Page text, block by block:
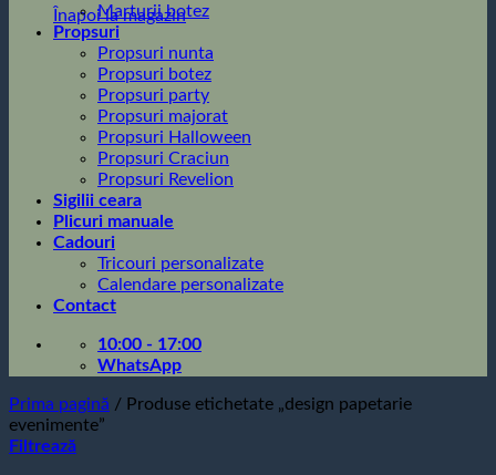
Înapoi la magazin
Marturii botez
Propsuri
Propsuri nunta
Propsuri botez
Propsuri party
Propsuri majorat
Propsuri Halloween
Propsuri Craciun
Propsuri Revelion
Sigilii ceara
Plicuri manuale
Cadouri
Tricouri personalizate
Calendare personalizate
Contact
10:00 - 17:00
WhatsApp
Prima pagină / Produse etichetate „design papetarie
evenimente”
Filtrează